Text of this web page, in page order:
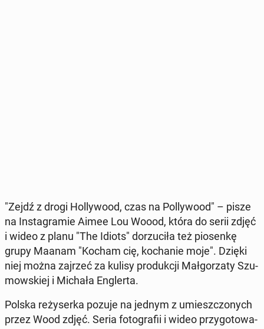
"Zejdź z drogi Hol­ly­wo­od, czas na Pol­ly­wo­od" – pisze
na In­sta­gra­mie Aimee Lou Woood, która do serii zdjęć
i wideo z planu "The Idiots" do­rzu­ci­ła też pio­sen­kę
grupy Maanam "Kocham cię, ko­cha­nie moje". Dzięki
niej można zajrzeć za kulisy pro­duk­cji Mał­go­rza­ty Szu­
mow­skiej i Michała En­gler­ta.
Polska re­ży­ser­ka pozuje na jednym z umiesz­czo­nych
przez Wood zdjęć. Seria fo­to­gra­fii i wideo przy­go­to­wa­